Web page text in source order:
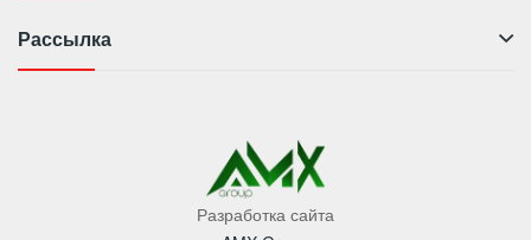
Рассылка
Разработка сайта